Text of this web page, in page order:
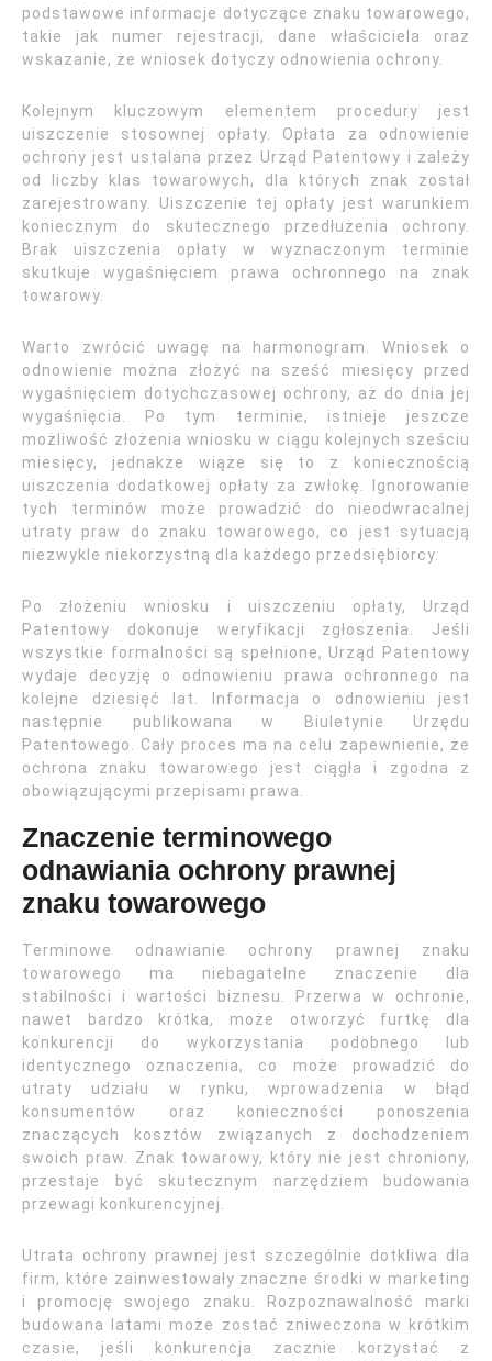
podstawowe informacje dotyczące znaku towarowego,
takie jak numer rejestracji, dane właściciela oraz
wskazanie, że wniosek dotyczy odnowienia ochrony.
Kolejnym kluczowym elementem procedury jest
uiszczenie stosownej opłaty. Opłata za odnowienie
ochrony jest ustalana przez Urząd Patentowy i zależy
od liczby klas towarowych, dla których znak został
zarejestrowany. Uiszczenie tej opłaty jest warunkiem
koniecznym do skutecznego przedłużenia ochrony.
Brak uiszczenia opłaty w wyznaczonym terminie
skutkuje wygaśnięciem prawa ochronnego na znak
towarowy.
Warto zwrócić uwagę na harmonogram. Wniosek o
odnowienie można złożyć na sześć miesięcy przed
wygaśnięciem dotychczasowej ochrony, aż do dnia jej
wygaśnięcia. Po tym terminie, istnieje jeszcze
możliwość złożenia wniosku w ciągu kolejnych sześciu
miesięcy, jednakże wiąże się to z koniecznością
uiszczenia dodatkowej opłaty za zwłokę. Ignorowanie
tych terminów może prowadzić do nieodwracalnej
utraty praw do znaku towarowego, co jest sytuacją
niezwykle niekorzystną dla każdego przedsiębiorcy.
Po złożeniu wniosku i uiszczeniu opłaty, Urząd
Patentowy dokonuje weryfikacji zgłoszenia. Jeśli
wszystkie formalności są spełnione, Urząd Patentowy
wydaje decyzję o odnowieniu prawa ochronnego na
kolejne dziesięć lat. Informacja o odnowieniu jest
następnie publikowana w Biuletynie Urzędu
Patentowego. Cały proces ma na celu zapewnienie, że
ochrona znaku towarowego jest ciągła i zgodna z
obowiązującymi przepisami prawa.
Znaczenie terminowego
odnawiania ochrony prawnej
znaku towarowego
Terminowe odnawianie ochrony prawnej znaku
towarowego ma niebagatelne znaczenie dla
stabilności i wartości biznesu. Przerwa w ochronie,
nawet bardzo krótka, może otworzyć furtkę dla
konkurencji do wykorzystania podobnego lub
identycznego oznaczenia, co może prowadzić do
utraty udziału w rynku, wprowadzenia w błąd
konsumentów oraz konieczności ponoszenia
znaczących kosztów związanych z dochodzeniem
swoich praw. Znak towarowy, który nie jest chroniony,
przestaje być skutecznym narzędziem budowania
przewagi konkurencyjnej.
Utrata ochrony prawnej jest szczególnie dotkliwa dla
firm, które zainwestowały znaczne środki w marketing
i promocję swojego znaku. Rozpoznawalność marki
budowana latami może zostać zniweczona w krótkim
czasie, jeśli konkurencja zacznie korzystać z